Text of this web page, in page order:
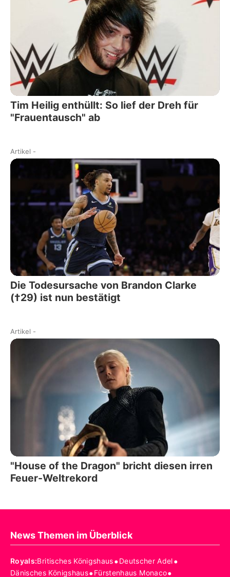
Tim Heilig enthüllt: So lief der Dreh für
"Frauentausch" ab
Artikel -
Die Todesursache von Brandon Clarke
(†29) ist nun bestätigt
Artikel -
"House of the Dragon" bricht diesen irren
Feuer-Weltrekord
News Themen im Überblick
Royals:Britisches Königshaus•Deutscher Adel•
Dänisches Königshaus•Fürstenhaus Monaco•